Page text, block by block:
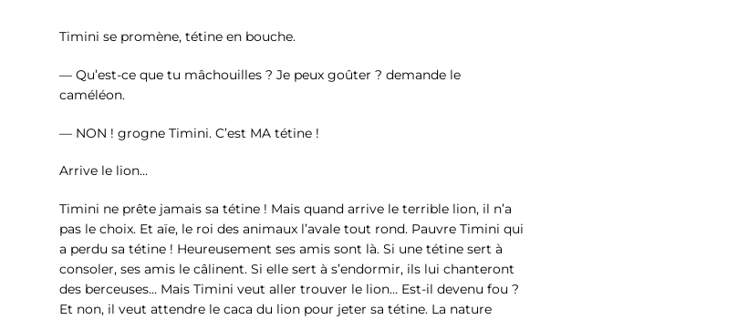
Timini se promène, tétine en bouche.
— Qu’est-ce que tu mâchouilles ? Je peux goûter ? demande le
caméléon.
— NON ! grogne Timini. C’est MA tétine !
Arrive le lion…
Timini ne prête jamais sa tétine ! Mais quand arrive le terrible lion, il n’a
pas le choix. Et aïe, le roi des animaux l’avale tout rond. Pauvre Timini qui
a perdu sa tétine ! Heureusement ses amis sont là. Si une tétine sert à
consoler, ses amis le câlinent. Si elle sert à s’endormir, ils lui chanteront
des berceuses… Mais Timini veut aller trouver le lion… Est-il devenu fou ?
Et non, il veut attendre le caca du lion pour jeter sa tétine. La nature